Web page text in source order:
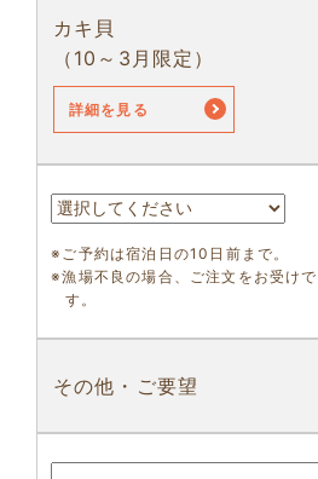
カキ貝
（10～3月限定）
詳細を見る
※ご予約は宿泊日の10日前まで。
※漁場不良の場合、ご注文をお受け
す。
その他・ご要望